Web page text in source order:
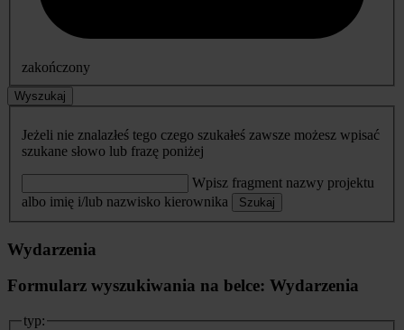
zakończony
Wyszukaj
Jeżeli nie znalazłeś tego czego szukałeś zawsze możesz wpisać
szukane słowo lub frazę poniżej
Wpisz fragment nazwy projektu
albo imię i/lub nazwisko kierownika
Szukaj
Wydarzenia
Formularz wyszukiwania na belce: Wydarzenia
typ: